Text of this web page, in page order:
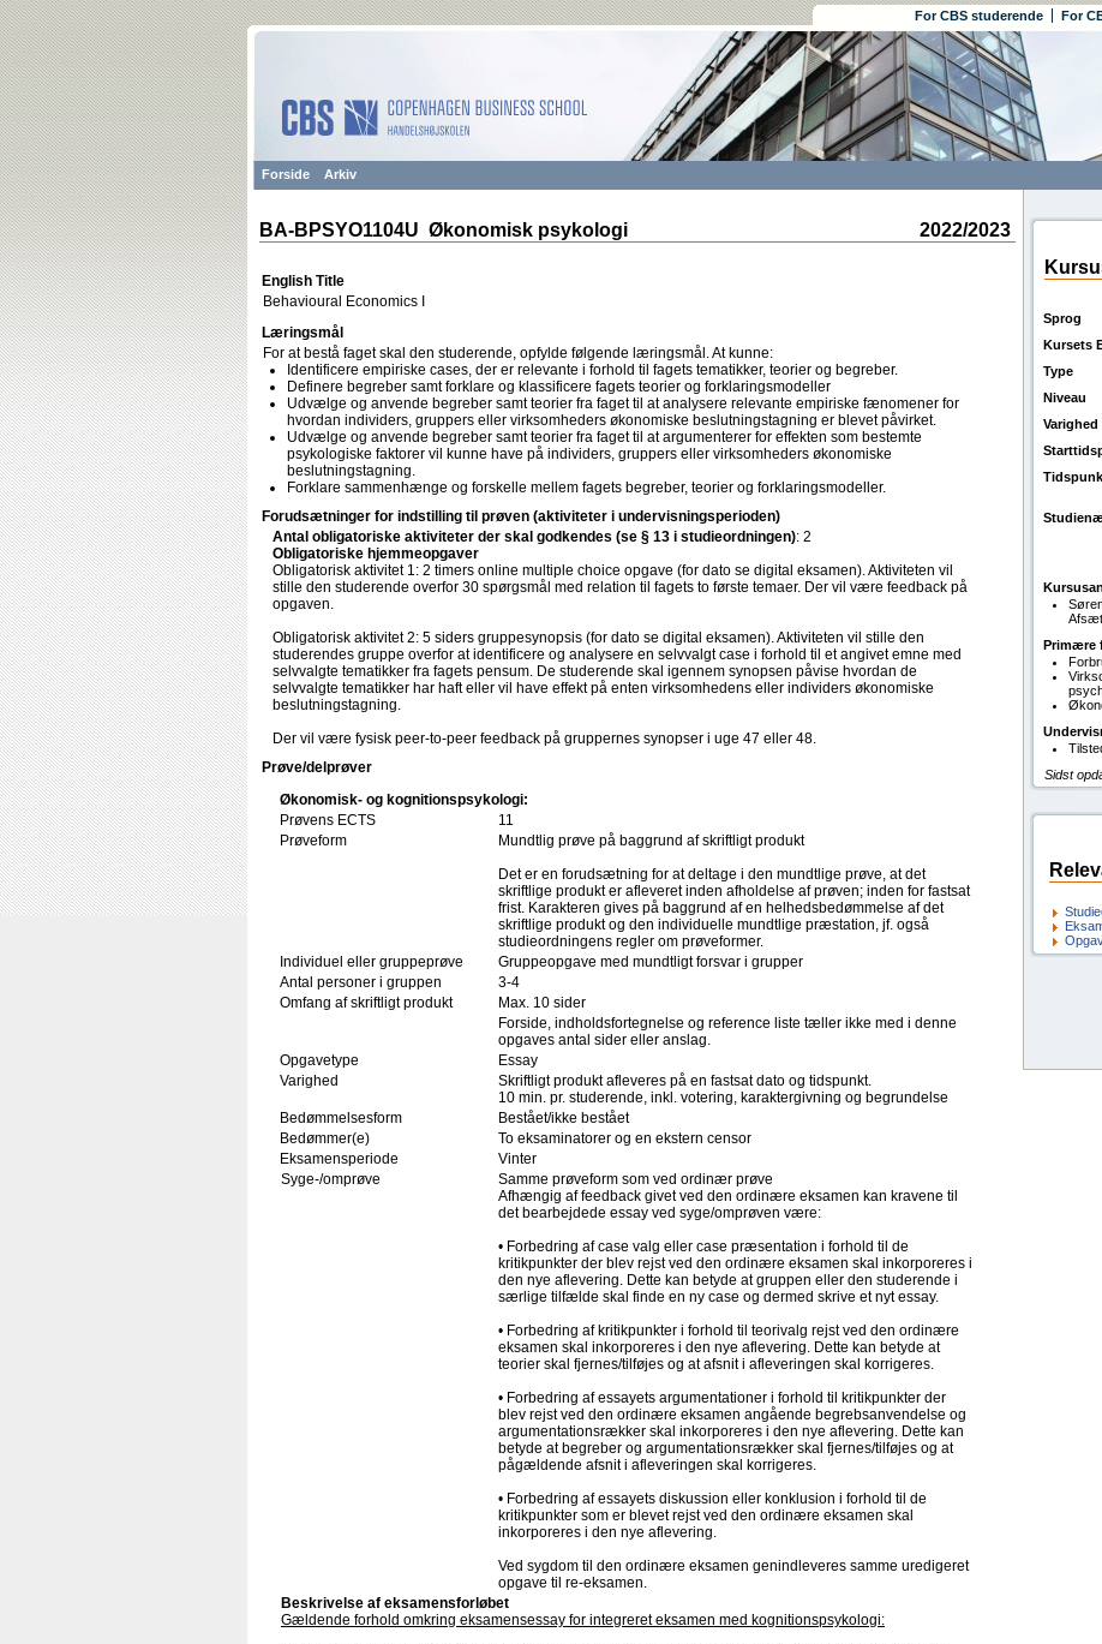
For CBS studerende For
Forside Arkiv
2022/2023
BA-BPSYO1104U Økonomisk psykologi
English Title
Behavioural Economics I
Læringsmål
For at bestå faget skal den studerende, opfylde følgende læringsmål. At kunne:
Identificere empiriske cases, der er relevante i forhold til fagets tematikker, teorier og begreber.
Definere begreber samt forklare og klassificere fagets teorier og forklaringsmodeller
Udvælge og anvende begreber samt teorier fra faget til at analysere relevante empiriske fænomener for
hvordan individers, gruppers eller virksomheders økonomiske beslutningstagning er blevet påvirket.
Udvælge og anvende begreber samt teorier fra faget til at argumenterer for effekten som bestemte
psykologiske faktorer vil kunne have på individers, gruppers eller virksomheders økonomiske
beslutningstagning.
Forklare sammenhænge og forskelle mellem fagets begreber, teorier og forklaringsmodeller.
Forudsætninger for indstilling til prøven (aktiviteter i undervisningsperioden)
Antal obligatoriske aktiviteter der skal godkendes (se § 13 i studieordningen): 2
Obligatoriske hjemmeopgaver
Obligatorisk aktivitet 1: 2 timers online multiple choice opgave (for dato se digital eksamen). Aktiviteten vil
stille den studerende overfor 30 spørgsmål med relation til fagets to første temaer. Der vil være feedback på
opgaven.
Obligatorisk aktivitet 2: 5 siders gruppesynopsis (for dato se digital eksamen). Aktiviteten vil stille den
studerendes gruppe overfor at identificere og analysere en selvvalgt case i forhold til et angivet emne med
selvvalgte tematikker fra fagets pensum. De studerende skal igennem synopsen påvise hvordan de
selvvalgte tematikker har haft eller vil have effekt på enten virksomhedens eller individers økonomiske
beslutningstagning.
Der vil være fysisk peer-to-peer feedback på gruppernes synopser i uge 47 eller 48.
Prøve/delprøver
Økonomisk- og kognitionspsykologi:
Prøvens ECTS
11
Prøveform
Mundtlig prøve på baggrund af skriftligt produkt
Det er en forudsætning for at deltage i den mundtlige prøve, at det
skriftlige produkt er afleveret inden afholdelse af prøven; inden for fastsat
frist. Karakteren gives på baggrund af en helhedsbedømmelse af det
skriftlige produkt og den individuelle mundtlige præstation, jf. også
studieordningens regler om prøveformer.
Individuel eller gruppeprøve
Gruppeopgave med mundtligt forsvar i grupper
Antal personer i gruppen
3-4
Omfang af skriftligt produkt
Max. 10 sider
Forside, indholdsfortegnelse og reference liste tæller ikke med i denne
opgaves antal sider eller anslag.
Opgavetype
Essay
Varighed
Skriftligt produkt afleveres på en fastsat dato og tidspunkt.
10 min. pr. studerende, inkl. votering, karaktergivning og begrundelse
Bedømmelsesform
Bestået/ikke bestået
Bedømmer(e)
To eksaminatorer og en ekstern censor
Eksamensperiode
Vinter
Syge-/omprøve
Samme prøveform som ved ordinær prøve
Afhængig af feedback givet ved den ordinære eksamen kan kravene til
det bearbejdede essay ved syge/omprøven være:
• Forbedring af case valg eller case præsentation i forhold til de
kritikpunkter der blev rejst ved den ordinære eksamen skal inkorporeres i
den nye aflevering. Dette kan betyde at gruppen eller den studerende i
særlige tilfælde skal finde en ny case og dermed skrive et nyt essay.
• Forbedring af kritikpunkter i forhold til teorivalg rejst ved den ordinære
eksamen skal inkorporeres i den nye aflevering. Dette kan betyde at
teorier skal fjernes/tilføjes og at afsnit i afleveringen skal korrigeres.
• Forbedring af essayets argumentationer i forhold til kritikpunkter der
blev rejst ved den ordinære eksamen angående begrebsanvendelse og
argumentationsrækker skal inkorporeres i den nye aflevering. Dette kan
betyde at begreber og argumentationsrækker skal fjernes/tilføjes og at
pågældende afsnit i afleveringen skal korrigeres.
• Forbedring af essayets diskussion eller konklusion i forhold til de
kritikpunkter som er blevet rejst ved den ordinære eksamen skal
inkorporeres i den nye aflevering.
Ved sygdom til den ordinære eksamen genindleveres samme uredigeret
opgave til re-eksamen.
Beskrivelse af eksamensforløbet
Gældende forhold omkring eksamensessay for integreret eksamen med kognitionspsykologi:
Sprog
Kursets
Type
Niveau
Varighed
Primære
Sidst